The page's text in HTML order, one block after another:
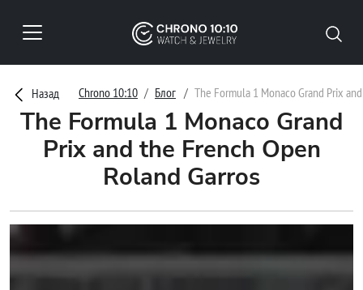
Назад Chrono 10:10 Блог The Formula 1 Monaco Grand Prix
The Formula 1 Monaco Grand
Prix and the French Open
Roland Garros